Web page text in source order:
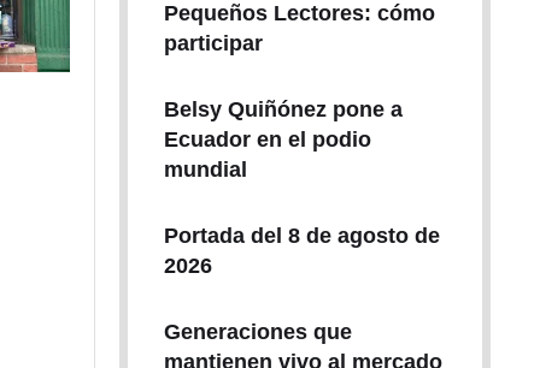
Pequeños Lectores: cómo
participar
Belsy Quiñónez pone a
Ecuador en el podio
mundial
Portada del 8 de agosto de
2026
Generaciones que
mantienen vivo al mercado